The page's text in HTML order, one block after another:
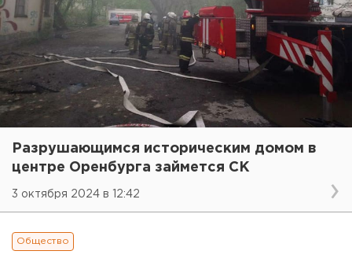
Разрушающимся историческим домом в
центре Оренбурга займется СК
3 октября 2024 в 12:42
Общество